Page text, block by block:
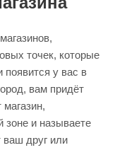
точек, которые
у вас в
вам придёт
зоне и называете
ваш друг или